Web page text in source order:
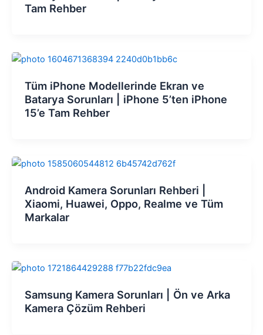
Tam Rehber
Tüm iPhone Modellerinde Ekran ve
Batarya Sorunları | iPhone 5’ten iPhone
15’e Tam Rehber
Android Kamera Sorunları Rehberi |
Xiaomi, Huawei, Oppo, Realme ve Tüm
Markalar
Samsung Kamera Sorunları | Ön ve Arka
Kamera Çözüm Rehberi